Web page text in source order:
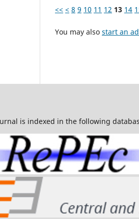
<< < 8 9 10 11 12 13 14
You may also start an
is indexed in the following